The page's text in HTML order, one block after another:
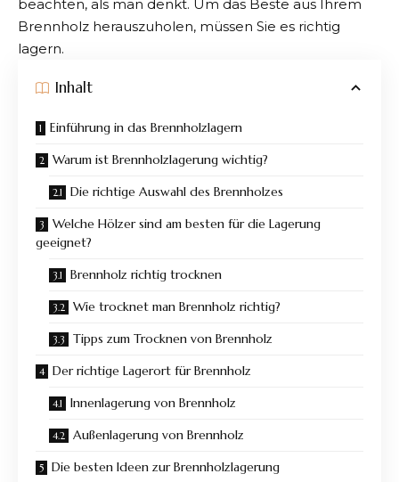
beachten, als man denkt. Um das Beste aus Ihrem
Brennholz herauszuholen, müssen Sie es richtig
lagern.
Inhalt
Einführung in das Brennholzlagern
Warum ist Brennholzlagerung wichtig?
Die richtige Auswahl des Brennholzes
Welche Hölzer sind am besten für die Lagerung
geeignet?
Brennholz richtig trocknen
Wie trocknet man Brennholz richtig?
Tipps zum Trocknen von Brennholz
Der richtige Lagerort für Brennholz
Innenlagerung von Brennholz
Außenlagerung von Brennholz
Die besten Ideen zur Brennholzlagerung